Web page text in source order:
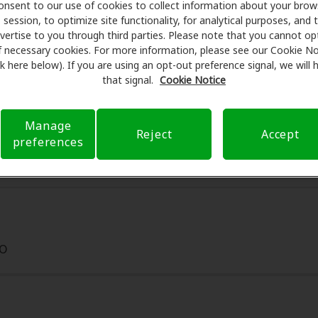
to our use of cookies to collect information about your
session, to optimize site functionality, for analytical purposes, and
to you through third parties. Please note that you cannot
necessary cookies. For more information, please see our Cookie
here below). If you are using an opt-out preference signal, we will
that signal. Cookie Notice
Manage
preferences
Reject Accept
se asocia con muchos planes de beneficios y clínicas
especiales en audífonos y atención auditiva. Nuestros
con profesionales licenciados para evaluaciones,
en AudioNova, Amplifon Hearing Health Care se
sus gastos de bolsillo y de presentar una derivación.
de atención auditiva y liberarlo de preocupaciones con
el seguro y con opciones de pago flexibles cuando